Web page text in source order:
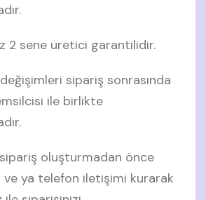
2 sene üretici garantilidir.
sipariş sonrasında
ile birlikte
oluşturmadan önce
ya telefon iletişimi kurarak